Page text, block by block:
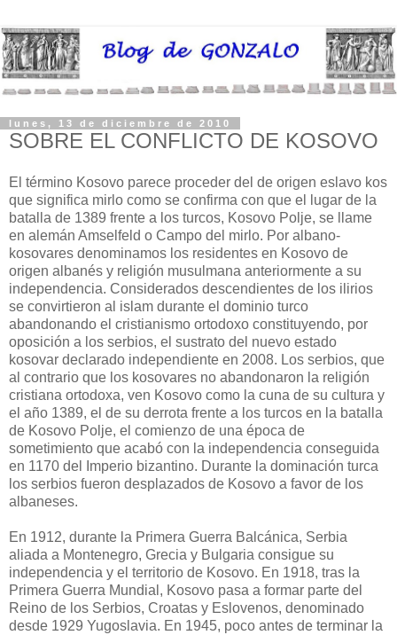
lunes, 13 de diciembre de 2010
SOBRE EL CONFLICTO DE KOSOVO
El término Kosovo parece proceder del de origen eslavo kos
que significa mirlo como se confirma con que el lugar de la
batalla de 1389 frente a los turcos, Kosovo Polje, se llame
en alemán Amselfeld o Campo del mirlo. Por albano-
kosovares denominamos los residentes en Kosovo de
origen albanés y religión musulmana anteriormente a su
independencia. Considerados descendientes de los ilirios
se convirtieron al islam durante el dominio turco
abandonando el cristianismo ortodoxo constituyendo, por
oposición a los serbios, el sustrato del nuevo estado
kosovar declarado independiente en 2008. Los serbios, que
al contrario que los kosovares no abandonaron la religión
cristiana ortodoxa, ven Kosovo como la cuna de su cultura y
el año 1389, el de su derrota frente a los turcos en la batalla
de Kosovo Polje, el comienzo de una época de
sometimiento que acabó con la independencia conseguida
en 1170 del Imperio bizantino. Durante la dominación turca
los serbios fueron desplazados de Kosovo a favor de los
albaneses.
En 1912, durante la Primera Guerra Balcánica, Serbia
aliada a Montenegro, Grecia y Bulgaria consigue su
independencia y el territorio de Kosovo. En 1918, tras la
Primera Guerra Mundial, Kosovo pasa a formar parte del
Reino de los Serbios, Croatas y Eslovenos, denominado
desde 1929 Yugoslavia. En 1945, poco antes de terminar la